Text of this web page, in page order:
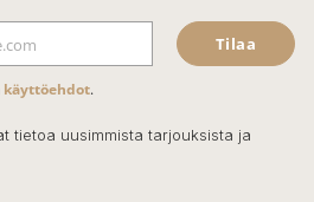
Tilaa
käyttöehdot.
tietoa uusimmista tarjouksista ja